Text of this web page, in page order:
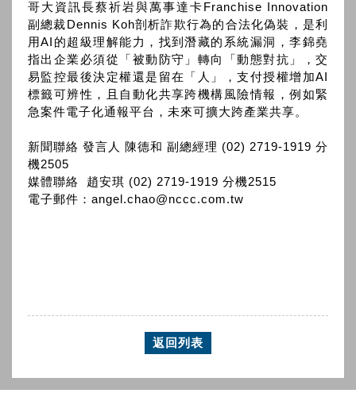
哥大資訊長蔡祈岩與萬事達卡Franchise Innovation
副總裁Dennis Koh剖析詐欺行為的合法化偽裝，是利
用AI的超級理解能力，找到潛藏的系統漏洞，李錦堯
指出企業必須從「被動防守」轉向「動態對抗」，交
易監控最後決定權還是留在「人」，支付授權增加AI
標籤可辨性，且自動化共享跨機構風險情報，例如緊
急案件電子化通報平台，未來可擴大跨產業共享。
新聞聯絡 發言人 陳德和 副總經理 (02) 2719-1919 分
機2505
媒體聯絡 趙安琪 (02) 2719-1919 分機2515
電子郵件：angel.chao@nccc.com.tw
返回列表